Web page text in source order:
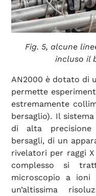
Fig. 5, alcune
incluso il
AN2000 è dotato di
permette
estremamente
bersaglio). Il
di alta
bersagli, di un
rivelatori per raggi
complesso si
microscopio a ioni
un’altissima